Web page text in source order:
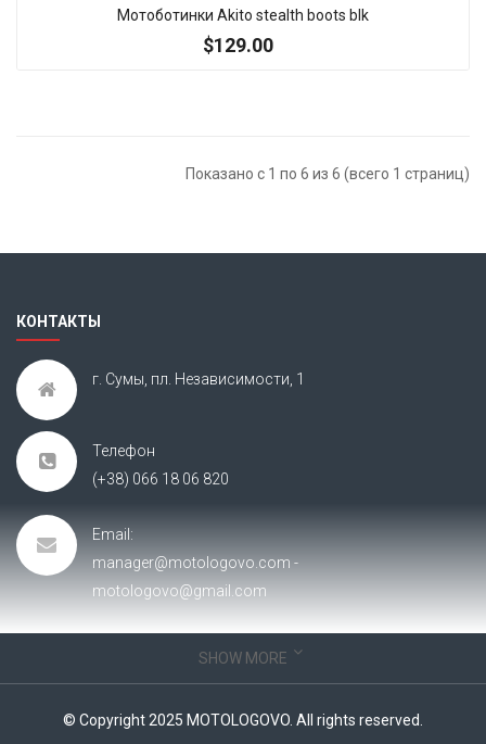
Мотоботинки Akito stealth boots blk
$129.00
Показано с 1 по 6 из 6 (всего 1 страниц)
КОНТАКТЫ
г. Сумы, пл. Независимости, 1
Телефон
(+38) 066 18 06 820
Email:
manager@motologovo.com -
motologovo@gmail.com
SHOW MORE
© Copyright 2025 MOTOLOGOVO. All rights reserved.